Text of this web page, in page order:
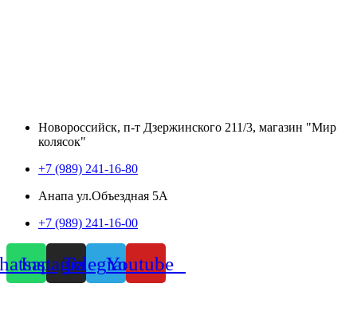
Новороссийск, п-т Дзержинского 211/3, магазин "Мир
колясок"
+7 (989) 241-16-80
Анапа ул.Объездная 5А
+7 (989) 241-16-00
InstagramTelegramYoutube